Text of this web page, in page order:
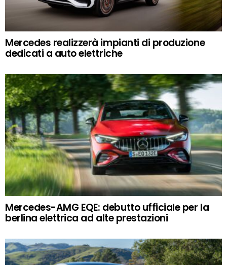
Mercedes realizzerà impianti di produzione
dedicati a auto elettriche
Mercedes-AMG EQE: debutto ufficiale per la
berlina elettrica ad alte prestazioni